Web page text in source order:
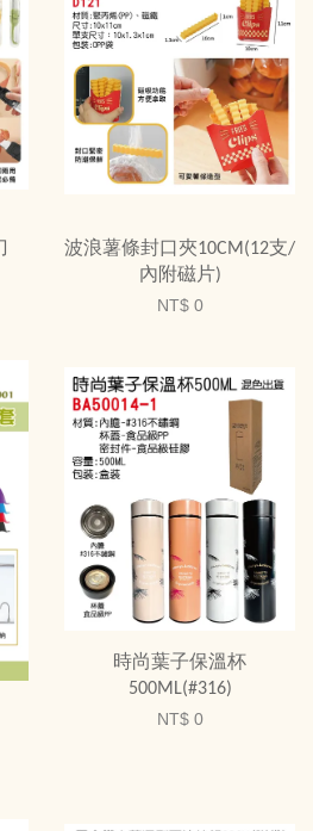
波浪薯條封口夾10CM(12支/
內附磁片)
NT$ 0
時尚葉子保溫杯
500ML(#316)
NT$ 0